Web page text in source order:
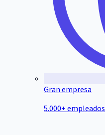
Gran empresa
5.000+ empleados